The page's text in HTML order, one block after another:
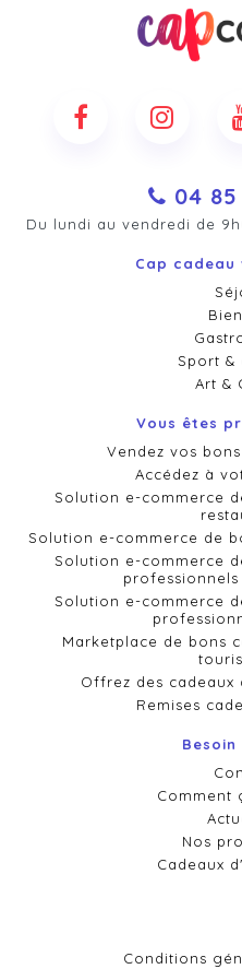
04
Du lundi au vendredi de
Cap cadeau
Sport &
Art &
Vous êtes
Vendez vos
Accédez à
Solution e-commerce
Solution e-commerce de
Solution e-commerce
Solution e-commerce
Marketplace de bons
Offrez des cadeaux
Remises
Besoin
Comment
Nos
Cadeaux
Conditions